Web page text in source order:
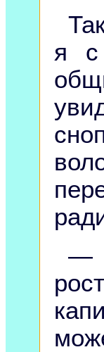
я с
—